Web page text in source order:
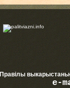
Правілы
e-